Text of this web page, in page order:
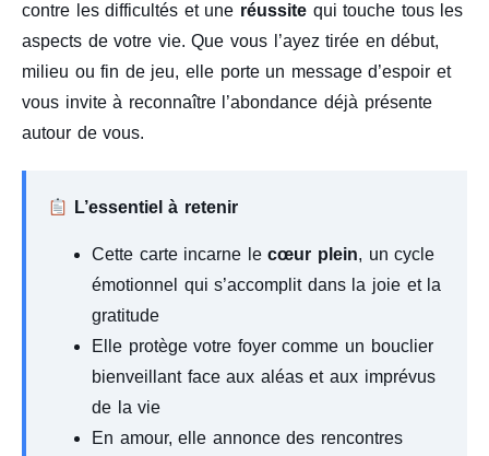
contre les difficultés et une réussite qui touche tous les
aspects de votre vie. Que vous l’ayez tirée en début,
milieu ou fin de jeu, elle porte un message d’espoir et
vous invite à reconnaître l’abondance déjà présente
autour de vous.
L’essentiel à retenir
Cette carte incarne lecœur plein, un cycle
émotionnel qui s’accomplit dans la joie et la
gratitude
Elle protège votre foyer comme un bouclier
bienveillant face aux aléas et aux imprévus
de la vie
En amour, elle annonce des rencontres